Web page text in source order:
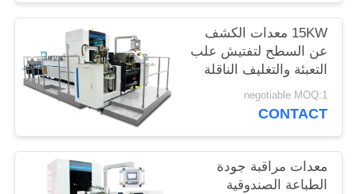
15KW معدات الكشف
عن السطح لتفتيش علب
التعبئة والتغليف الناقلة
للحزم المتعددة
negotiable MOQ:1
CONTACT
معدات مراقبة جودة
الطباعة الصندوقية